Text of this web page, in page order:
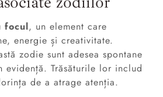
focul, un element care
energie și creativitate.
zodie sunt adesea spontane
evidență. Trăsăturile lor includ
de a atrage atenția.